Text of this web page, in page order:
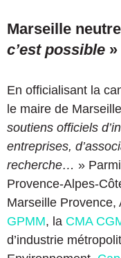
Marseille
c’est possible »
En officialisant la
le maire de
soutiens officiels
entreprises,
recherche… »
Provence-Alpes-
Marseille Provence,
GPMM, la CMA
d’industrie